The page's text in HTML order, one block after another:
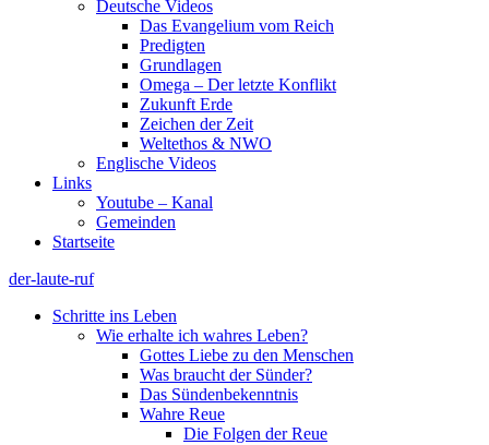
Deutsche Videos
Das Evangelium vom Reich
Predigten
Grundlagen
Omega – Der letzte Konflikt
Zukunft Erde
Zeichen der Zeit
Weltethos & NWO
Englische Videos
Links
Youtube – Kanal
Gemeinden
Startseite
der-laute-ruf
Schritte ins Leben
Wie erhalte ich wahres Leben?
Gottes Liebe zu den Menschen
Was braucht der Sünder?
Das Sündenbekenntnis
Wahre Reue
Die Folgen der Reue